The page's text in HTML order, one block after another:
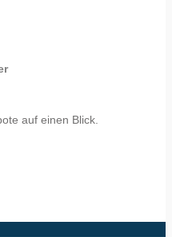
auf einen Blick.